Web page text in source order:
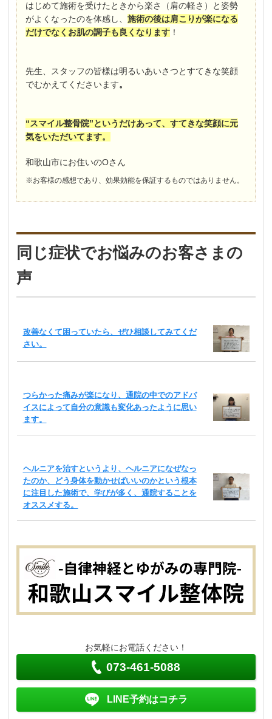
はじめて施術を受けたときから楽さ（肩の軽さ）と姿勢
がよくなったのを体感し、施術の後は肩こりが楽になる
だけでなくお肌の調子も良くなります ！
先生、スタッフの皆様は明るいあいさつとすてきな笑顔
でむかえてくださいます。
“スマイル整骨院”というだけあって、すてきな笑顔に元
気をいただいてます。
和歌山市にお住いのOさん
※お客様の感想であり、効果効能を保証するものではありません。
同じ症状でお悩みのお客さまの
声
改善なくて困っていたら、ぜひ相談してみてくだ
さい。
つらかった痛みが楽になり、通院の中でのアドバ
イスによって自分の意識も変化あったように思い
ます。
ヘルニアを治すというより、ヘルニアになぜなっ
たのか、どう身体を動かせばいいのかという根本
に注目した施術で、学びが多く、通院することを
オススメする。
お気軽にお電話ください！
073-461-5088
LINE予約はコチラ